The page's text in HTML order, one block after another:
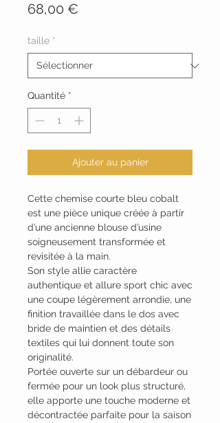
68,00 €
taille *
Quantité *
Ajouter au panier
Cette chemise courte bleu cobalt
est une pièce unique créée à partir
d’une ancienne blouse d’usine
soigneusement transformée et
revisitée à la main.
Son style allie caractère
authentique et allure sport chic avec
une coupe légèrement arrondie, une
finition travaillée dans le dos avec
bride de maintien et des détails
textiles qui lui donnent toute son
originalité.
Portée ouverte sur un débardeur ou
fermée pour un look plus structuré,
elle apporte une touche moderne et
décontractée parfaite pour la saison